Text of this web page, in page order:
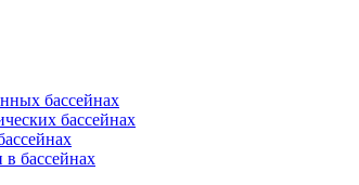
бассейнах
бассейнах
в бассейнах